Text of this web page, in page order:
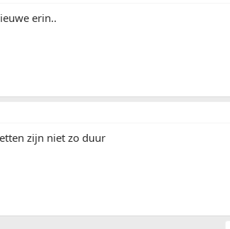
erin..
zijn niet zo duur